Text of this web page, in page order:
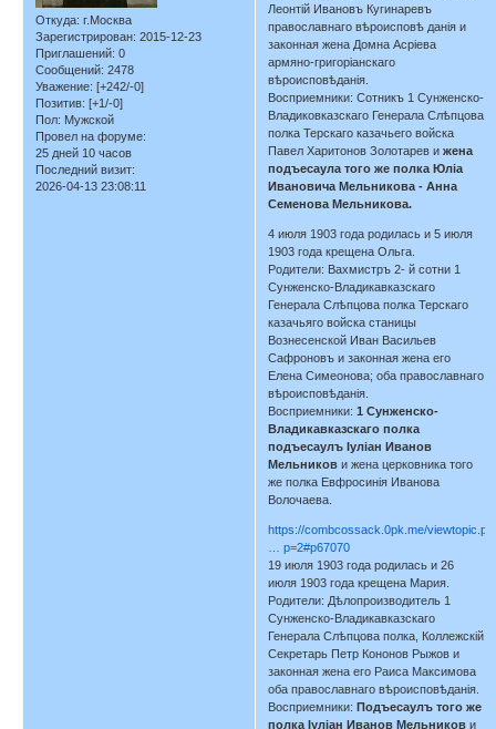
Откуда: г.Москва
Зарегистрирован: 2015-12-23
Приглашений: 0
Сообщений: 2478
Уважение: [+242/-0]
Позитив: [+1/-0]
Пол: Мужской
Провел на форуме:
25 дней 10 часов
Последний визит:
2026-04-13 23:08:11
Леонтій Ивановъ Кугинаревъ
православнаго вѣроисповѣ данія и
законная жена Домна Асріева
армяно-григоріанскаго
вѣроисповѣданія.
Восприемники: Сотникъ 1 Сунженско-
Владиковказскаго Генерала Слѣпцова
полка Терскаго казачьего войска
Павел Харитонов Золотарев ижена
подъесаула того же полка Юліа
Ивановича Мельникова - Анна
Семенова Мельникова.
4 июля 1903 года родилась и 5 июля
1903 года крещена Ольга.
Родители: Вахмистръ 2- й сотни 1
Сунженско-Владикавказскаго
Генерала Слѣпцова полка Терскаго
казачьяго войска станицы
Вознесенской Иван Васильев
Сафроновъ и законная жена его
Елена Симеонова; оба православнаго
вѣроисповѣданія.
Восприемники:1 Сунженско-
Владикавказскаго полка
подъесаулъ Іуліан Иванов
Мельников и жена церковника того
же полка Евфросинія Иванова
Волочаева.
https://combcossack.0pk.me/viewtopic.ph
… p=2#p67070
19 июля 1903 года родилась и 26
июля 1903 года крещена Мария.
Родители: Дѣлопроизводитель 1
Сунженско-Владикавказскаго
Генерала Слѣпцова полка, Коллежскій
Секретарь Петр Кононов Рыжов и
законная жена его Раиса Максимова
оба православнаго вѣроисповѣданія.
Восприемники:Подъесаулъ того же
полка Іуліан Иванов Мельников и